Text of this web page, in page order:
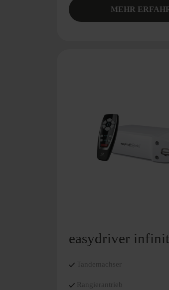
MEHR
easydriver
Tandemachser
Rangierantrieb